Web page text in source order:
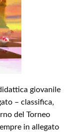
giovanile
– classifica,
del Torneo
in allegato